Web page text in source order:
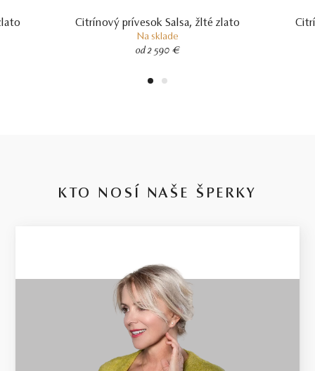
Citrínový prívesok Salsa, žlté zlato
Na sklade
od 2 590 €
1 2
KTO NOSÍ NAŠE ŠPERKY